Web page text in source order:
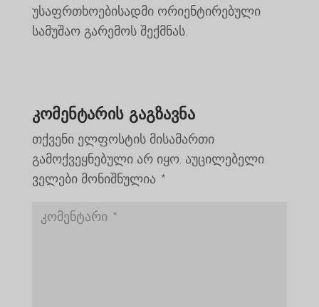
უსაფრთხოებისადმი ორიენტირებული
სამუშაო გარემოს შექმნას.
კომენტარის გაგზავნა
თქვენი ელფოსტის მისამართი
გამოქვეყნებული არ იყო. აუცილებელი
ველები მონიშნულია *